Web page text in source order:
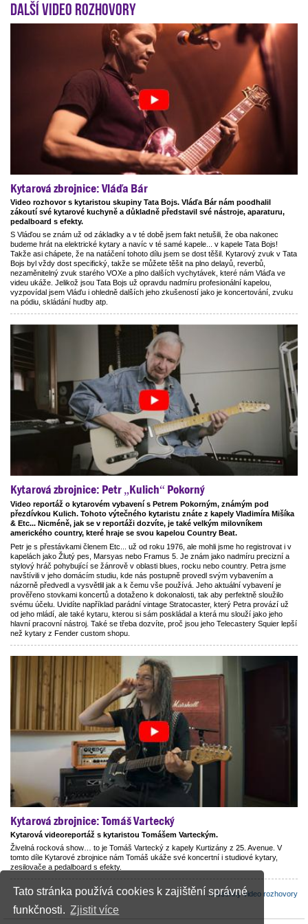
Tato stránka používá cookies k zajištění správné
funkčnosti. Zjistit více
Další video rozhovory
Kytarová zbrojnice: Vláďa Bár
Video rozhovor s kytaristou skupiny Tata Bojs. Vláďa Bár nám poodhalil
zákoutí své kytarové kuchyně a důkladně představil své nástroje, aparaturu,
pedalboard s efekty.
S Vláďou se znám už od základky a v té době jsem fakt netušili, že oba nakonec
budeme hrát na elektrické kytary a navíc v té samé kapele... v kapele Tata Bojs!
Takže asi chápete, že na natáčení tohoto dílu jsem se dost těšil. Kytarový zvuk v Tata
Bojs byl vždy dost specifický, takže se můžete těšit na plno delayů, reverbů,
nezaměnitelný zvuk starého VOXe a plno dalších vychytávek, které nám Vláďa ve
videu ukáže. Jelikož jsou Tata Bojs už opravdu nadmíru profesionální kapelou,
vyzpovídal jsem Vláďu i ohledně dalších jeho zkušeností jako je koncertování, zvuku
na pódiu, skládání hudby atp.
Kytarová zbrojnice: Petr „Kulich“ Pokorný
Video reportáž o kytarovém vybavení s Petrem Pokorným, známým pod
přezdívkou Kulich. Tohoto výtečného kytaristu znáte z kapely Vladimíra Mišíka
& Etc... Nicméně, jak se v reportáži dozvíte, je také velkým milovníkem
amerického country, které hraje se svou kapelou Country Beat.
Petr je s přestávkami členem Etc... už od roku 1976, ale mohli jsme ho registrovat i v
kapelách jako Žlutý pes, Marsyas nebo Framus 5. Je znám jako nadmíru precizní a
stylový hráč pohybující se žánrově v oblasti blues, rocku nebo country. Petra jsme
navštívili v jeho domácím studiu, kde nás postupně provedl svým vybavením a
názorně předvedl a vysvětlil jak a k čemu vše používá. Jeho aktuální vybavení je
prověřeno stovkami koncertů a dotaženo k dokonalosti, tak aby perfektně sloužilo
svému účelu. Uvidíte například parádní vintage Stratocaster, který Petra provází už
od jeho mládí, ale také kytaru, kterou si sám poskládal a která mu slouží jako jeho
hlavní pracovní nástroj. Také se třeba dozvíte, proč jsou jeho Telecastery Squier lepší
než kytary z Fender custom shopu.
Kytarová zbrojnice: Tomáš Vartecký
Kytarová videoreportáž s kytaristou Tomášem Varteckým.
Živelná rocková show… to je Tomáš Vartecký z kapely Kurtizány z 25. Avenue. V
tomto díle Kytarové zbrojnice nám Tomáš ukáže své koncertní i studiové kytary,
zesilovače a pedalboard s efekty.
...všechny video rozhovory